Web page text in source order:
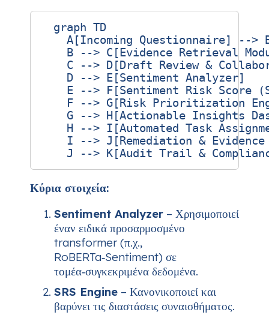
  graph TD
A[Incoming Questionnaire] -->
B --> C[Evidence Retrieval
C --> D[Draft Review &
    D --> E[Sentiment Analyzer]
E --> F[Sentiment Risk Score
F --> G[Risk Prioritization
G --> H[Actionable Insights
H --> I[Automated Task
I --> J[Remediation & Evidence
Κύρια στοιχεία:
Sentiment Analyzer – Χρησιμοποιεί
έναν ειδικά προσαρμοσμένο
transformer (π.χ.,
RoBERTa‑Sentiment) σε
τομέα‑συγκεκριμένα δεδομένα.
SRS Engine – Κανονικοποιεί και
βαρύνει τις διαστάσεις συναισθήματος.